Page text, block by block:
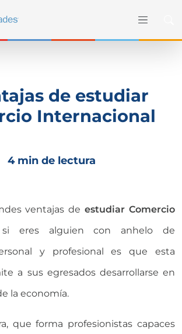
de estudiar
Internacional
4 min de lectura
ventajas de estudiar Comercio
eres alguien con anhelo de
y profesional es que esta
a sus egresados desarrollarse en
la economía.
que forma profesionistas capaces